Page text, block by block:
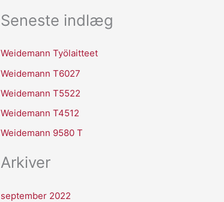
g
f
t
e
r
:
Seneste indlæg
Weidemann Työlaitteet
Weidemann T6027
Weidemann T5522
Weidemann T4512
Weidemann 9580 T
Arkiver
september 2022